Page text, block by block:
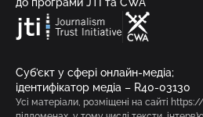
Суб’єкт у сфері онлайн-медіа;
ідентифікатор медіа – R40-03130
Усі матеріали, розміщені на сайті